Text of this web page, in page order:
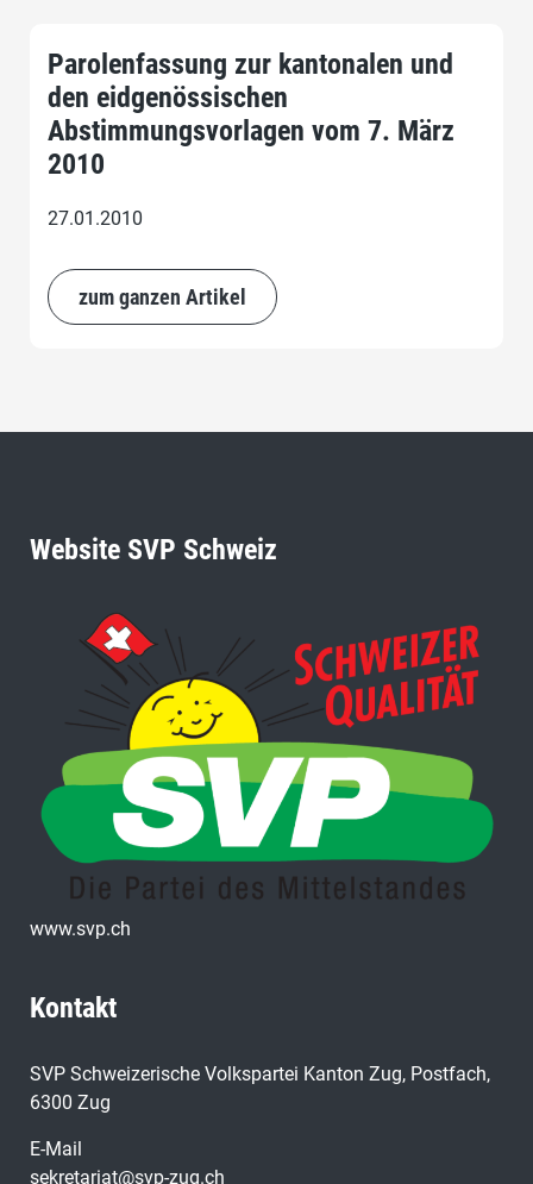
Parolenfassung zur kantonalen und
den eidgenössischen
Abstimmungsvorlagen vom 7. März
2010
27.01.2010
zum ganzen Artikel
Website SVP Schweiz
www.svp.ch
Kontakt
SVP Schweizerische Volkspartei Kanton Zug, Postfach,
6300 Zug
E-Mail
sekretariat@svp-zug.ch